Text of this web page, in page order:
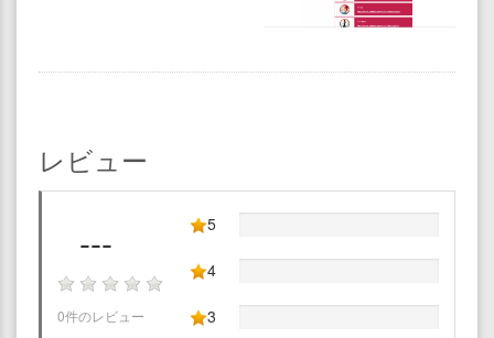
レビュー
---
0件のレビュー
5
4
3